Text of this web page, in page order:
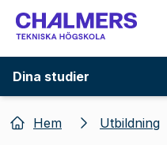
Gå till
Dina studier
Hem Utbildning